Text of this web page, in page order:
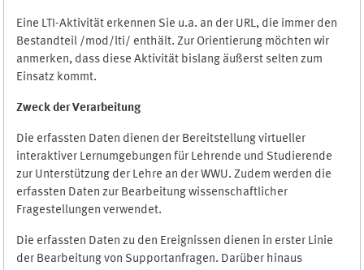
Eine LTI-Aktivität erkennen Sie u.a. an der URL, die immer den
Bestandteil /mod/lti/ enthält. Zur Orientierung möchten wir
anmerken, dass diese Aktivität bislang äußerst selten zum
Einsatz kommt.
Zweck der Verarbeitung
Die erfassten Daten dienen der Bereitstellung virtueller
interaktiver Lernumgebungen für Lehrende und Studierende
zur Unterstützung der Lehre an der WWU. Zudem werden die
erfassten Daten zur Bearbeitung wissenschaftlicher
Fragestellungen verwendet.
Die erfassten Daten zu den Ereignissen dienen in erster Linie
der Bearbeitung von Supportanfragen. Darüber hinaus